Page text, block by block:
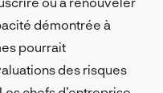
démontrée à
pourrait
des risques